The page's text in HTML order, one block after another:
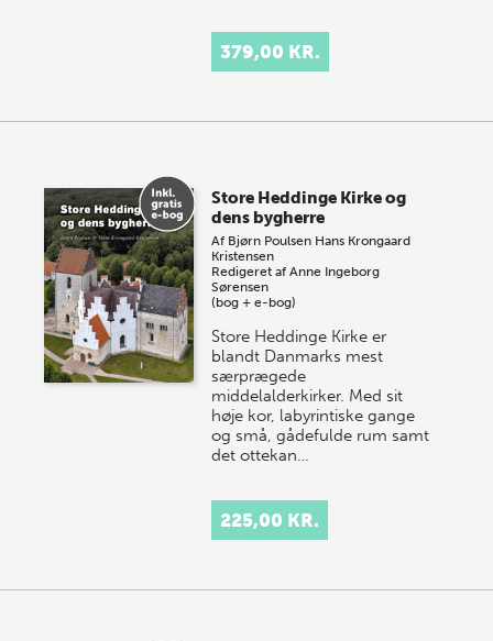
379,00 KR.
Store Heddinge Kirke og
dens bygherre
Af Bjørn Poulsen Hans Krongaard
Kristensen
Redigeret afAnne Ingeborg
Sørensen
(bog + e-bog)
Store Heddinge Kirke er
blandt Danmarks mest
særprægede
middelalderkirker. Med sit
høje kor, labyrintiske gange
og små, gådefulde rum samt
det ottekan…
225,00 KR.